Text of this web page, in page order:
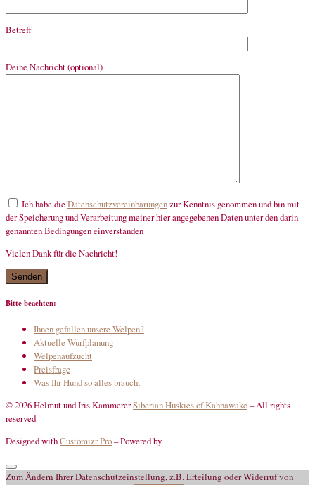
Betreff
Deine Nachricht (optional)
Ich habe dieDatenschutzvereinbarungenzur Kenntnis genommen und bin mit
der Speicherung und Verarbeitung meiner hier angegebenen Daten unter den darin
genannten Bedingungen einverstanden
Vielen Dank für die Nachricht!
mandatory
Bitte beachten:
Ihnen gefallen unsere Welpen?
Aktuelle Wurfplanung
Welpenaufzucht
Preisfrage
Was Ihr Hund so alles braucht
© 2026 Helmut und Iris KammererSiberian Huskies of Kahnawake –All rights
reserved
Designed withCustomizr Pro–Powered by
Zum Ändern Ihrer Datenschutzeinstellung, z.B. Erteilung oder Widerruf von